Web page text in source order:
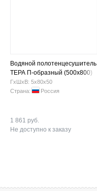
Водяной полотенцесушитель
ТЕРА П-образный (500х800)
ГхШхВ: 5х80х50
Страна:
Россия
1 861 руб.
Не доступно к заказу